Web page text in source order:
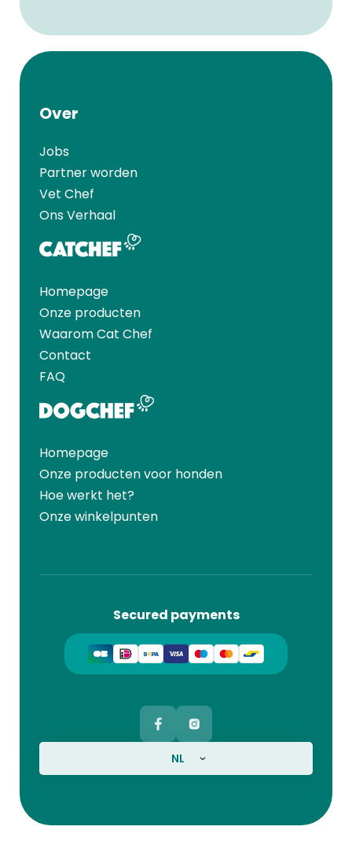
Over
Jobs
Partner worden
Vet Chef
Ons Verhaal
Homepage
Onze producten
Waarom Cat Chef
Contact
FAQ
Homepage
Onze producten voor honden
Hoe werkt het?
Onze winkelpunten
Secured payments
NL